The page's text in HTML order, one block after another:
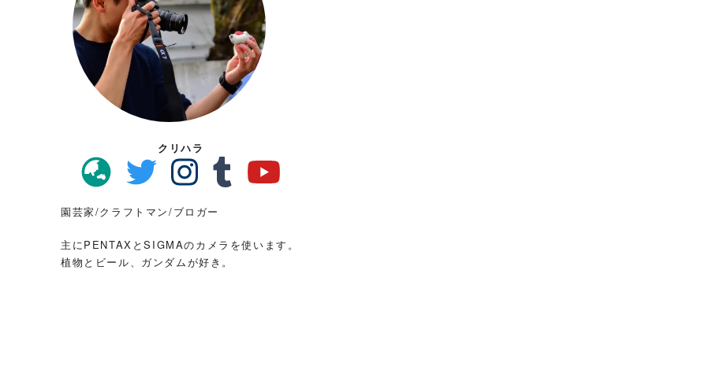
クリハラ
園芸家/クラフトマン/ブロガー
主にPENTAXとSIGMAのカメラを使います。
植物とビール、ガンダムが好き。